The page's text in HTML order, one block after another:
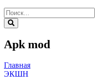
Apk mod
Главная
ЭКШН